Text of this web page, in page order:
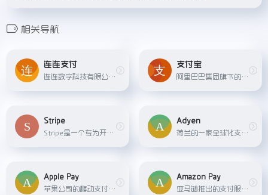
相关导航
连连支付
连连数字科技有限公司旗下，专注于为企业和个人提供便捷、安全、全面的支付解决方案。
支付宝
阿里巴巴集团旗下的第三方在线支付平台，提供便捷的在线交易、转账、缴费、信用卡还款等服务。同时支持线下扫码支付和商家收款。
Stripe
Stripe是一个专为开发者设计的在线支付处理平台，提供简单易用的API接口，便于企业和创业公司快速集成支付功能。
Adyen
荷兰的一家全球化支付公司，为电子商务、零售和POS等多种场景提供一体化支付解决方案。
Apple Pay
苹果公司的移动支付和电子钱包服务，让用户可以使用iPhone、iPad或Mac设备进行非接触式支付。
Amazon Pay
亚马逊推出的支付服务，让消费者可以在其他电商网站上使用他们存储在亚马逊账户中的信息进行付款。 标签：支付